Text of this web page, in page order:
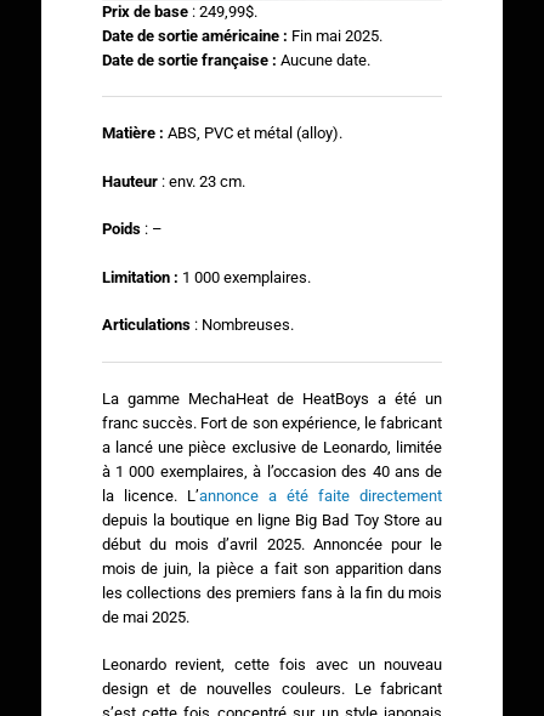
Prix de base : 249,99$.
Date de sortie américaine : Fin mai 2025.
Date de sortie française : Aucune date.
Matière : ABS, PVC et métal (alloy).
Hauteur : env. 23 cm.
Poids: –
Limitation : 1 000 exemplaires.
Articulations: Nombreuses.
La gamme MechaHeat de HeatBoys a été un
franc succès. Fort de son expérience, le fabricant
a lancé une pièce exclusive de Leonardo, limitée
à 1 000 exemplaires, à l’occasion des 40 ans de
la licence. L’annonce a été faite directement
depuis la boutique en ligne Big Bad Toy Store au
début du mois d’avril 2025. Annoncée pour le
mois de juin, la pièce a fait son apparition dans
les collections des premiers fans à la fin du mois
de mai 2025.
Leonardo revient, cette fois avec un nouveau
design et de nouvelles couleurs. Le fabricant